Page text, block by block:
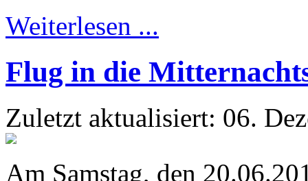
Weiterlesen ...
Flug in die
Zuletzt aktualisiert: 06.
Am Samstag, den